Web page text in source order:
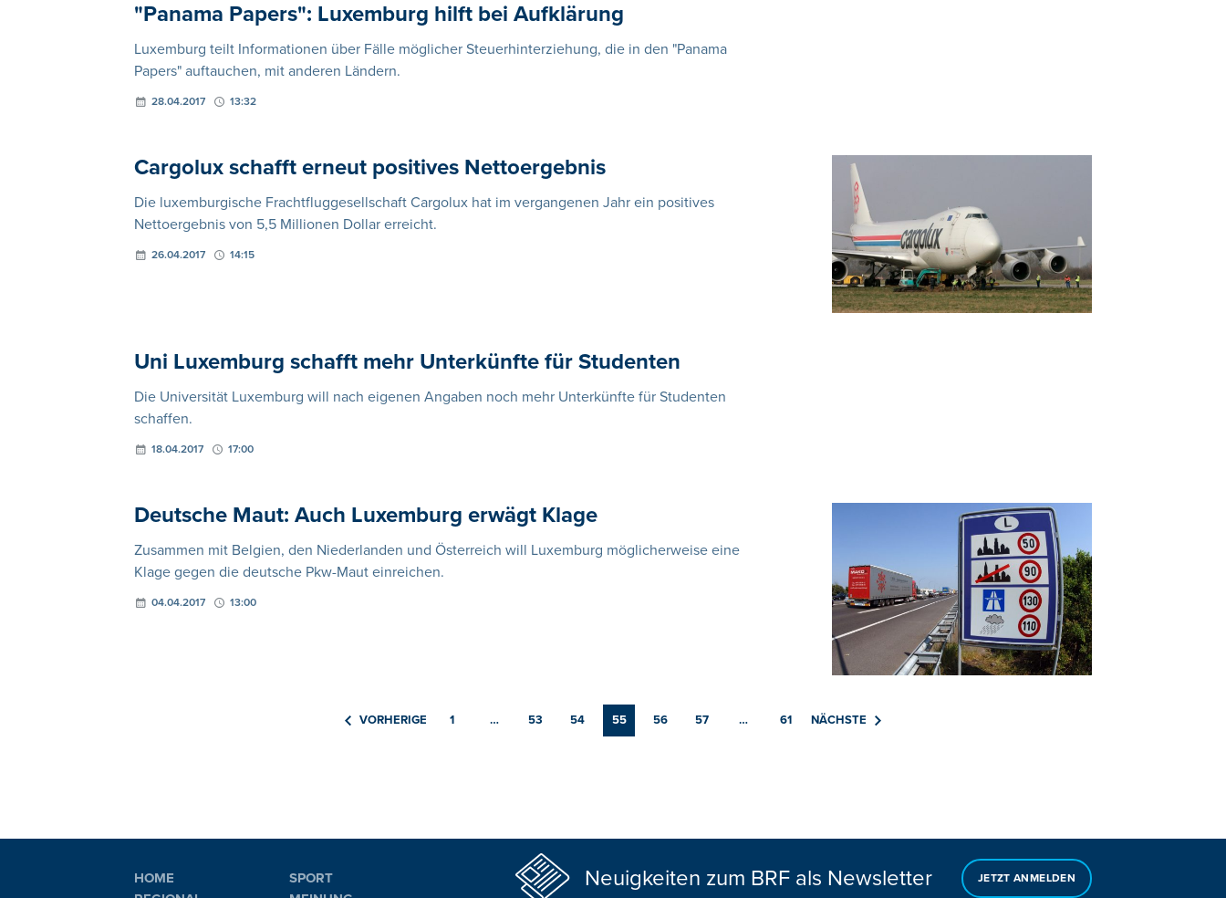
"Panama Papers": Luxemburg hilft bei Aufklärung
Luxemburg teilt Informationen über Fälle möglicher Steuerhinterziehung, die in den "Panama
Papers" auftauchen, mit anderen Ländern.
28.04.2017 13:32
Cargolux schafft erneut positives Nettoergebnis
Die luxemburgische Frachtfluggesellschaft Cargolux hat im vergangenen Jahr ein positives
Nettoergebnis von 5,5 Millionen Dollar erreicht.
26.04.2017 14:15
Uni Luxemburg schafft mehr Unterkünfte für Studenten
Die Universität Luxemburg will nach eigenen Angaben noch mehr Unterkünfte für Studenten
schaffen.
18.04.2017 17:00
Deutsche Maut: Auch Luxemburg erwägt Klage
Zusammen mit Belgien, den Niederlanden und Österreich will Luxemburg möglicherweise eine
Klage gegen die deutsche Pkw-Maut einreichen.
04.04.2017 13:00
VORHERIGE 1 … 53 54 55 56 57 … 61 NÄCHSTE
HOME
SPORT
Neuigkeiten zum BRF als Newsletter JETZT ANMELDEN